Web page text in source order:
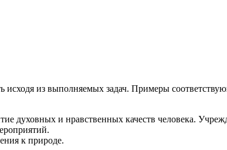
из выполняемых задач. Примеры
духовных и нравственных качеств человека.
к природе.